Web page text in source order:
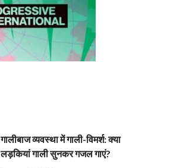
गालीबाज व्‍यवस्‍था में गाली-विमर्श: क्या
लड़कियां गाली सुनकर गजल गाएं?